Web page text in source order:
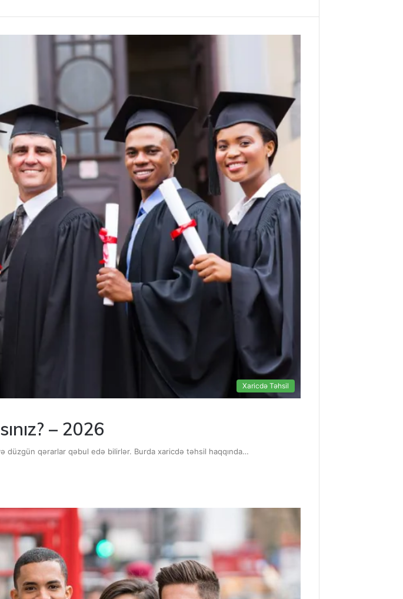
Xaricdə Təhsil
– 2026
düzgün qərarlar qəbul edə bilirlər. Burda xaricdə təhsil haqqında…